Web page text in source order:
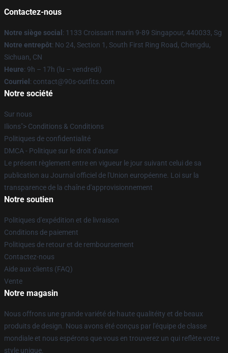
Contactez-nous
Notre siège social : 1133 Croissant marin 9-89 Singapour, 440033, Sg
Notre entrepôt: No 24, Section 1, South First Ring Road, Chengdu,
Sichuan, CN
Heure: 9h – 17h (lu – vendredi)
Courriel : contact@90s-outfits.com
Notre société
Sur nous
Ilions"> Conditions & Conditions
Politiques de confidentialité
DMCA - Politique sur le droit d'auteur
Le présent règlement entre en vigueur le jour suivant celui de sa
publication au Journal officiel de l'Union européenne. Loi sur la
transparence de la chaîne d'approvisionnement
Notre soutien
Politiques d'expédition et de livraison
Conditions de paiement
Politiques de retour et de remboursement
Contactez-nous
Aide aux clients (FAQ)
Vente
Notre magasin
Nous offrons une grande variété de haute qualitéity et de beaux
produits de design. Nous avons été conçus par l'équipe de classe
mondiale et nous espérons que vous en trouverez un qui reflète votre
style unique.